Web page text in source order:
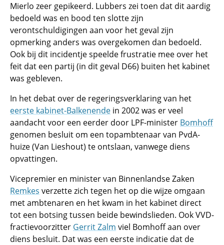
Mierlo zeer gepikeerd. Lubbers zei toen dat dit aardig
bedoeld was en bood ten slotte zijn
verontschuldigingen aan voor het geval zijn
opmerking anders was overgekomen dan bedoeld.
Ook bij dit incidentje speelde frustratie mee over het
feit dat een partij (in dit geval D66) buiten het kabinet
was gebleven.
In het debat over de regeringsverklaring van het
eerste kabinet-Balkenende in 2002 was er veel
aandacht voor een eerder door LPF-minister Bomhoff
genomen besluit om een topambtenaar van PvdA-
huize (Van Lieshout) te ontslaan, vanwege diens
opvattingen.
Vicepremier en minister van Binnenlandse Zaken
Remkes verzette zich tegen het op die wijze omgaan
met ambtenaren en het kwam in het kabinet direct
tot een botsing tussen beide bewindslieden. Ook VVD-
fractievoorzitter Gerrit Zalm viel Bomhoff aan over
diens besluit. Dat was een eerste indicatie dat de